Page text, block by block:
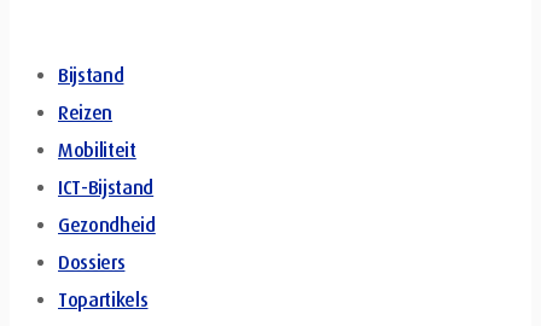
Bijstand
Reizen
Mobiliteit
ICT-Bijstand
Gezondheid
Dossiers
Topartikels